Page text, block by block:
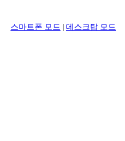
스마트폰 모드 | 데스크탑 모드